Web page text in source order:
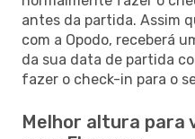
antes da partida. Assim
com a Opodo, receberá
da sua data de partida
fazer o check-in para o
Melhor altura para